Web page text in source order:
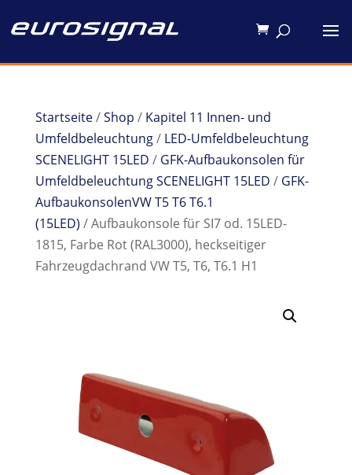
Startseite/Shop / Kapitel 11 Innen- und
Umfeldbeleuchtung/ LED-Umfeldbeleuchtung
SCENELIGHT 15LED / GFK-Aufbaukonsolen für
Umfeldbeleuchtung SCENELIGHT 15LED / GFK-
AufbaukonsolenVW T5 T6 T6.1
(15LED) / Aufbaukonsole für SI7 od. 15LED-
1815, Farbe Rot (RAL3000), heckseitiger
Fahrzeugdachrand VW T5, T6, T6.1 H1